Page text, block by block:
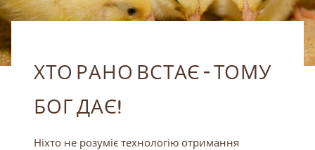
ХТО РАНО ВСТАЄ – ТОМУ
БОГ ДАЄ!
Ніхто не розуміє технологію отримання